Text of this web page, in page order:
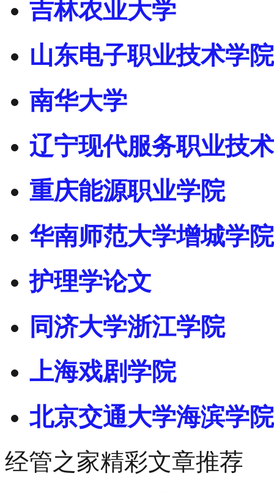
吉林农业大学
山东电子职业技术学院
南华大学
辽宁现代服务职业技
重庆能源职业学院
华南师范大学增城学院
护理学论文
同济大学浙江学院
上海戏剧学院
北京交通大学海滨学院
经管之家精彩文章推荐